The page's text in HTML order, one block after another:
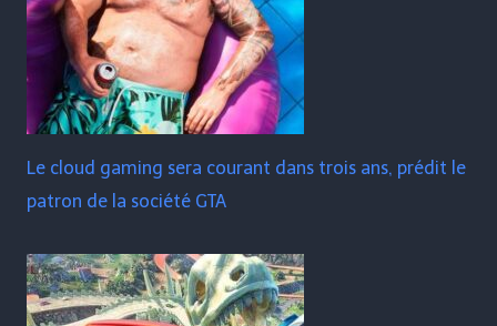
Le cloud gaming sera courant dans trois ans, prédit le
patron de la société GTA